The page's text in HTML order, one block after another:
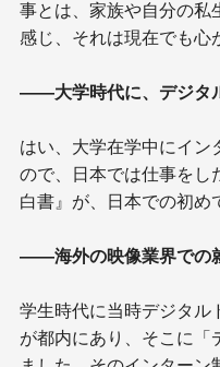
事とは、家族や自分の私
感じ、それは現在でも心
――大学時代に、デジタ
はい、大学在学中にイン
ので、日本では仕事を
白書』が、日本での初め
――海外の映像業界での
学生時代に当時デジタル
が都内にあり、そこに「